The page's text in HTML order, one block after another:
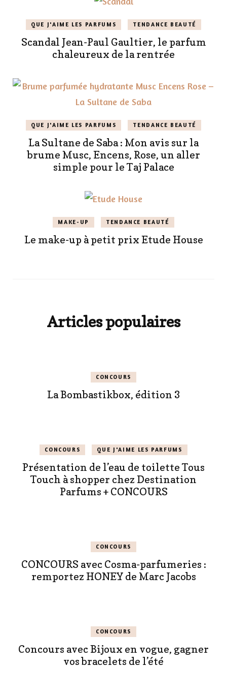
QUE J'AIME LES PARFUMS TENDANCE BEAUTÉ
Scandal Jean-Paul Gaultier, le parfum
chaleureux de la rentrée
QUE J'AIME LES PARFUMS TENDANCE BEAUTÉ
La Sultane de Saba : Mon avis sur la
brume Musc, Encens, Rose, un aller
simple pour le Taj Palace
MAKE-UP TENDANCE BEAUTÉ
Le make-up à petit prix Etude House
Articles populaires
CONCOURS
La Bombastikbox, édition 3
CONCOURS QUE J'AIME LES PARFUMS
Présentation de l’eau de toilette Tous
Touch à shopper chez Destination
Parfums + CONCOURS
CONCOURS
CONCOURS avec Cosma-parfumeries :
remportez HONEY de Marc Jacobs
CONCOURS
Concours avec Bijoux en vogue, gagner
vos bracelets de l’été